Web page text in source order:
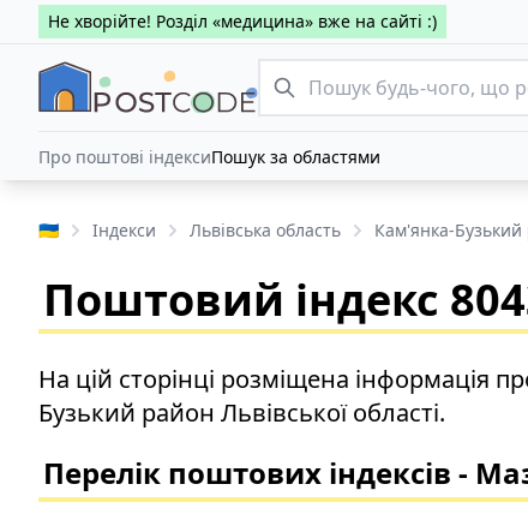
Не хворійте! Розділ «медицина» вже на сайті :)
Про поштові індексиПошук за областями
🇺🇦 Індекси Львівська область Кам'янка-Бузький
Поштовий індекс
На цій сторінці розміщена інформація
Бузький район Львівської області.
Перелік поштових індексів -